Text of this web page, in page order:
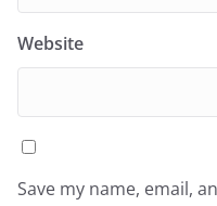
Website
Save my name, email,